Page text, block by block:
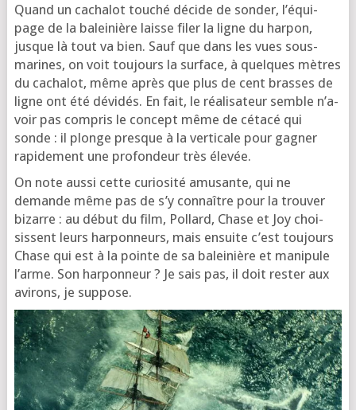
Quand un cacha­lot tou­ché décide de son­der, l’é­qui­
page de la balei­nière laisse filer la ligne du har­pon,
jusque là tout va bien. Sauf que dans les vues sous-
marines, on voit tou­jours la sur­face, à quelques mètres
du cacha­lot, même après que plus de cent brasses de
ligne ont été dévi­dés. En fait, le réa­li­sa­teur semble n’a­
voir pas com­pris le concept même de céta­cé qui
sonde : il plonge presque à la ver­ti­cale pour gagner
rapi­de­ment une pro­fon­deur très élevée.
On note aus­si cette curio­si­té amu­sante, qui ne
demande même pas de s’y connaître pour la trou­ver
bizarre : au début du film, Pollard, Chase et Joy choi­
sissent leurs har­pon­neurs, mais ensuite c’est tou­jours
Chase qui est à la pointe de sa balei­nière et mani­pule
l’arme. Son har­pon­neur ? Je sais pas, il doit res­ter aux
avi­rons, je suppose.